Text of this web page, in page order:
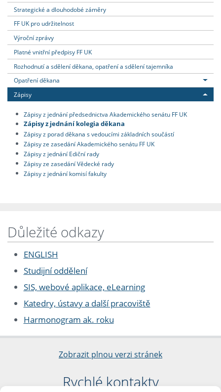
Strategické a dlouhodobé záměry
FF UK pro udržitelnost
Výroční zprávy
Platné vnitřní předpisy FF UK
Rozhodnutí a sdělení děkana, opatření a sdělení tajemníka
Opatření děkana
Zápisy
Zápisy z jednání předsednictva Akademického senátu FF UK
Zápisy z jednání kolegia děkana
Zápisy z porad děkana s vedoucími základních součástí
Zápisy ze zasedání Akademického senátu FF UK
Zápisy z jednání Ediční rady
Zápisy ze zasedání Vědecké rady
Zápisy z jednání komisí fakulty
Důležité odkazy
ENGLISH
Studijní oddělení
SIS, webové aplikace, eLearning
Katedry, ústavy a další pracoviště
Harmonogram ak. roku
Zobrazit plnou verzi stránek
Rychlé kontakty